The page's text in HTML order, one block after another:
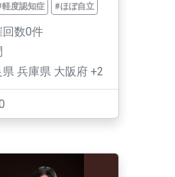
軽度認知症 #ほぼ自立
回数0件
県 兵庫県 大阪府 +2